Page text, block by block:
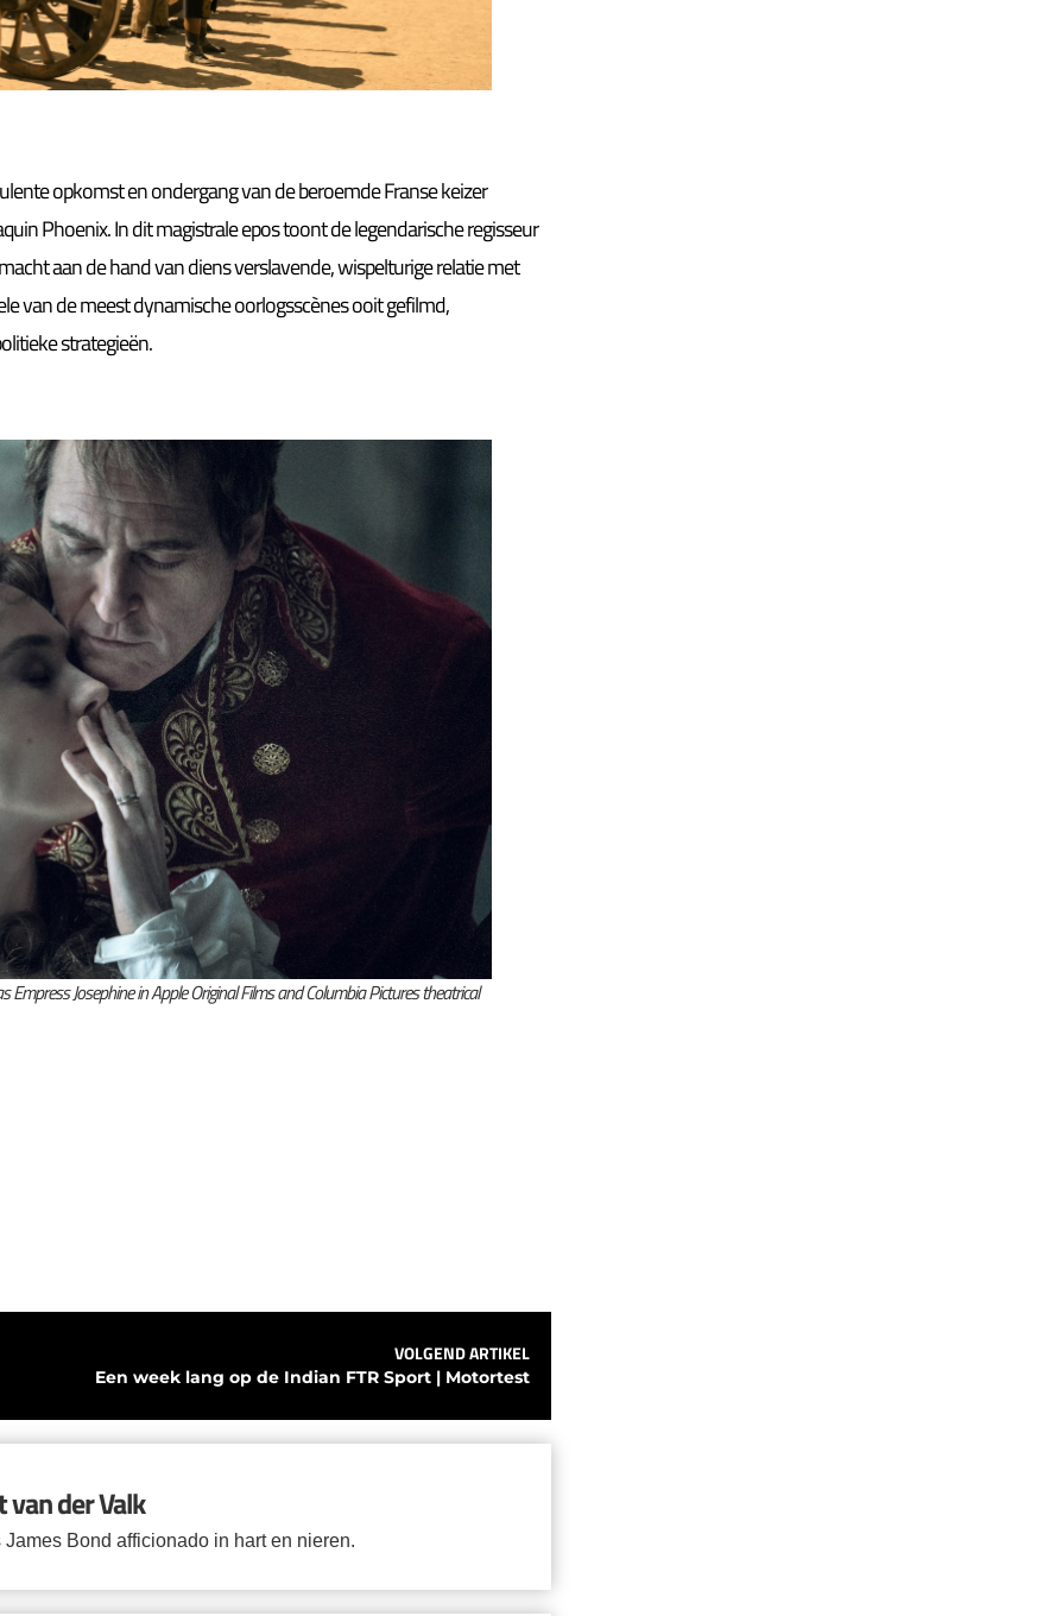
opkomst en ondergang van de beroemde Franse keizer
Phoenix. In dit magistrale epos toont de legendarische regisseur
aan de hand van diens verslavende, wispelturige relatie met
van de meest dynamische oorlogsscènes ooit gefilmd,
strategieën.
Josephine in Apple Original Films and Columbia Pictures theatrical
VOLGEND ARTIKEL
Een week lang op de Indian FTR Sport | Motortest
van der Valk
Bond afficionado in hart en nieren.